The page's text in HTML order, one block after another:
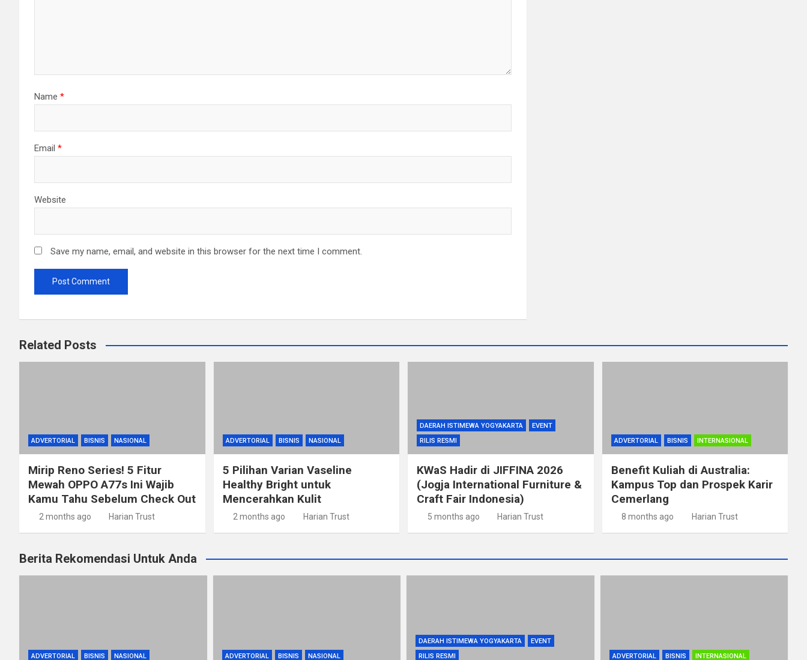
Name *
Email *
Website
Save my name, email, and website in this browser for the next time I comment.
Related Posts
ADVERTORIAL BISNIS NASIONAL
Mirip Reno Series! 5 Fitur
Mewah OPPO A77s Ini Wajib
Kamu Tahu Sebelum Check Out
2 months ago Harian Trust
ADVERTORIAL BISNIS NASIONAL
5 Pilihan Varian Vaseline
Healthy Bright untuk
Mencerahkan Kulit
2 months ago Harian Trust
DAERAH ISTIMEWA YOGYAKARTA
EVENT
RILIS RESMI
KWaS Hadir di JIFFINA 2026
(Jogja International Furniture &
Craft Fair Indonesia)
5 months ago Harian Trust
ADVERTORIAL BISNIS INTERNASIONAL
Benefit Kuliah di Australia:
Kampus Top dan Prospek Karir
Cemerlang
8 months ago Harian Trust
Berita Rekomendasi Untuk Anda
ADVERTORIAL BISNIS NASIONAL ADVERTORIAL BISNIS NASIONAL
DAERAH ISTIMEWA YOGYAKARTA
EVENT
RILIS RESMI
ADVERTORIAL BISNIS INTERNASIONAL